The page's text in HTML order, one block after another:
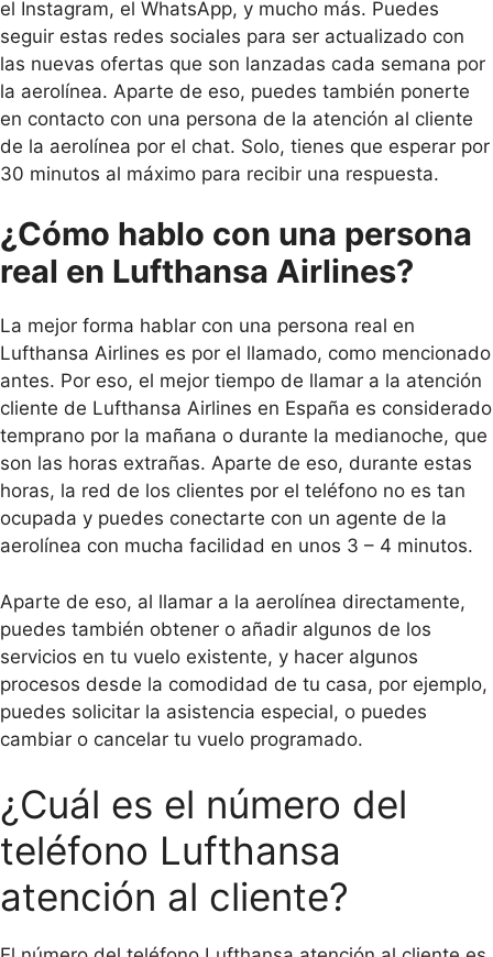
el Instagram, el WhatsApp, y mucho más. Puedes
seguir estas redes sociales para ser actualizado con
las nuevas ofertas que son lanzadas cada semana por
la aerolínea. Aparte de eso, puedes también ponerte
en contacto con una persona de la atención al cliente
de la aerolínea por el chat. Solo, tienes que esperar por
30 minutos al máximo para recibir una respuesta.
¿Cómo hablo con una persona
real en Lufthansa Airlines?
La mejor forma hablar con una persona real en
Lufthansa Airlines es por el llamado, como mencionado
antes. Por eso, el mejor tiempo de llamar a la atención
cliente de Lufthansa Airlines en España es considerado
temprano por la mañana o durante la medianoche, que
son las horas extrañas. Aparte de eso, durante estas
horas, la red de los clientes por el teléfono no es tan
ocupada y puedes conectarte con un agente de la
aerolínea con mucha facilidad en unos 3 – 4 minutos.
Aparte de eso, al llamar a la aerolínea directamente,
puedes también obtener o añadir algunos de los
servicios en tu vuelo existente, y hacer algunos
procesos desde la comodidad de tu casa, por ejemplo,
puedes solicitar la asistencia especial, o puedes
cambiar o cancelar tu vuelo programado.
¿Cuál es el número del
teléfono Lufthansa
atención al cliente?